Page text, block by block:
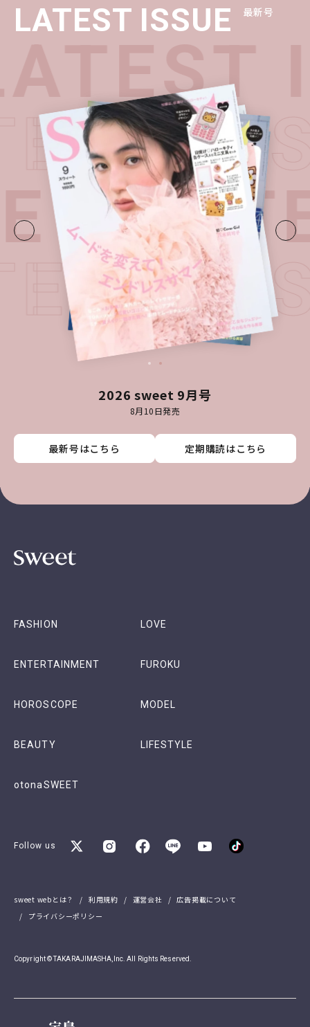
LATEST ISSUE 最新号
2026 sweet 9月号
8月10日発売
最新号はこちら 定期購読はこちら
最新号はこちら 定期購読はこちら
最新号はこちら 定期購読はこちら
最新号はこちら 定期購読はこちら
・
FASHION LOVE
ENTERTAINMENT FUROKU
HOROSCOPE MODEL
BEAUTY LIFESTYLE
otonaSWEET
Follow us
sweet webとは？ 利用規約 運営会社
広告掲載について
プライバシーポリシー
Copyright © TAKARAJIMASHA,Inc. All Rights Reserved.